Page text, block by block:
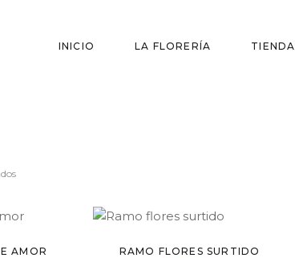
INICIO LA FLORERÍA TIENDA
AMOR RAMO FLORES SURTIDO